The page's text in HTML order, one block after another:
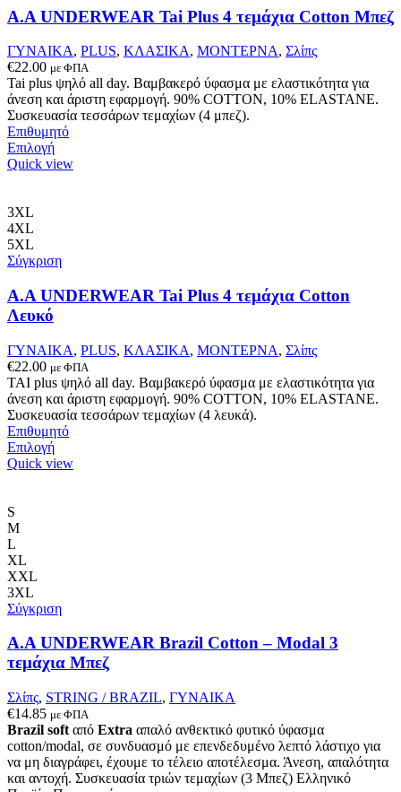
Α.A UNDERWEAR Tai Plus 4 τεμάχια Cotton Μπεζ
ΓΥΝΑΙΚΑ, PLUS, ΚΛΑΣΙΚΑ, ΜΟΝΤΕΡΝΑ, Σλίπς
€22.00 με ΦΠΑ
Tai plus ψηλό all day. Βαμβακερό ύφασμα με ελαστικότητα για
άνεση και άριστη εφαρμογή. 90% COTTON, 10% ELASTANΕ.
Συσκευασία τεσσάρων τεμαχίων (4 μπεζ).
Επιθυμητό
ΕπιλογήΑυτό
το
επιλογές
να
επιλεγούν
του
προϊόντος
Quick view
3XL
4XL
5XL
Σύγκριση
A.A UNDERWEAR Tai Plus 4 τεμάχια Cotton
Λευκό
ΓΥΝΑΙΚΑ, PLUS, ΚΛΑΣΙΚΑ, ΜΟΝΤΕΡΝΑ, Σλίπς
€22.00 με ΦΠΑ
ΤΑΙ plus ψηλό all day. Βαμβακερό ύφασμα με ελαστικότητα για
άνεση και άριστη εφαρμογή. 90% COTTON, 10% ELASTANΕ.
Συσκευασία τεσσάρων τεμαχίων (4 λευκά).
Επιθυμητό
ΕπιλογήΑυτό
το
επιλεγούν
σελίδα
του
προϊόντος
Quick view
S
M
L
XL
XXL
3XL
Σύγκριση
A.A UNDERWEAR Brazil Cotton – Modal 3
τεμάχια Μπεζ
Σλίπς, STRING / BRAZIL, ΓΥΝΑΙΚΑ
€14.85 με ΦΠΑ
Brazil soft από Extra απαλό ανθεκτικό φυτικό ύφασμα
cotton/modal, σε συνδυασμό με επενδεδυμένο λεπτό λάστιχο για
να μη διαγράφει, έχουμε το τέλειο αποτέλεσμα. Άνεση, απαλότητα
και αντοχή. Συσκευασία τριών τεμαχίων (3 Μπεζ) Ελληνικό